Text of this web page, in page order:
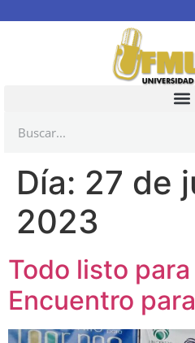
Día: 27 de
2023
Todo listo
Encuentro